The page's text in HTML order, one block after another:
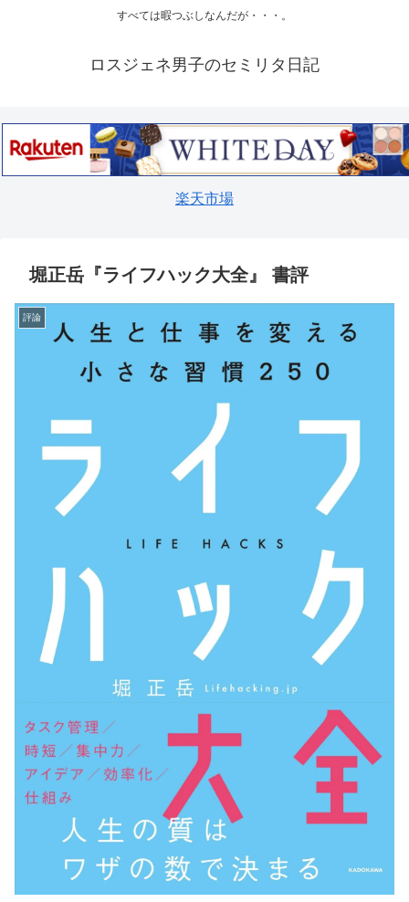
すべては暇つぶしなんだが・・・。
ロスジェネ男子のセミリタ日記
楽天市場
堀正岳『ライフハック大全』 書評
評論